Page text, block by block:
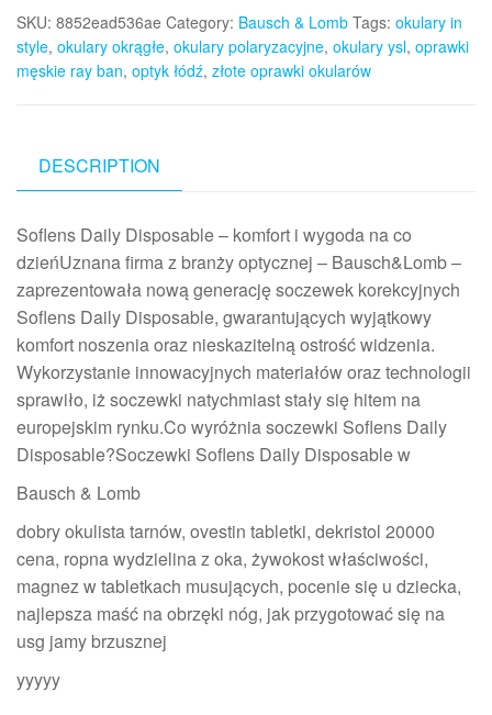
SKU: 8852ead536ae Category: Bausch & Lomb Tags: okulary in
style, okulary okrągłe, okulary polaryzacyjne, okulary ysl, oprawki
męskie ray ban, optyk łódź, złote oprawki okularów
DESCRIPTION
Soflens Daily Disposable – komfort i wygoda na co
dzieńUznana firma z branży optycznej – Bausch&Lomb –
zaprezentowała nową generację soczewek korekcyjnych
Soflens Daily Disposable, gwarantujących wyjątkowy
komfort noszenia oraz nieskazitelną ostrość widzenia.
Wykorzystanie innowacyjnych materiałów oraz technologii
sprawiło, iż soczewki natychmiast stały się hitem na
europejskim rynku.Co wyróżnia soczewki Soflens Daily
Disposable?Soczewki Soflens Daily Disposable w
Bausch & Lomb
dobry okulista tarnów, ovestin tabletki, dekristol 20000
cena, ropna wydzielina z oka, żywokost właściwości,
magnez w tabletkach musujących, pocenie się u dziecka,
najlepsza maść na obrzęki nóg, jak przygotować się na
usg jamy brzusznej
yyyyy